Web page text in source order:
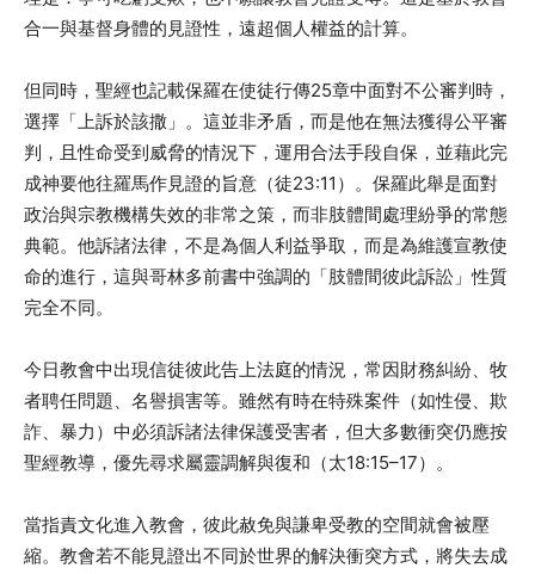
合一與基督身體的見證性，遠超個人權益的計算。
但同時，聖經也記載保羅在使徒行傳25章中面對不公審判時，
選擇「上訴於該撒」。這並非矛盾，而是他在無法獲得公平審
判，且性命受到威脅的情況下，運用合法手段自保，並藉此完
成神要他往羅馬作見證的旨意（徒23:11）。保羅此舉是面對
政治與宗教機構失效的非常之策，而非肢體間處理紛爭的常態
典範。他訴諸法律，不是為個人利益爭取，而是為維護宣教使
命的進行，這與哥林多前書中強調的「肢體間彼此訴訟」性質
完全不同。
今日教會中出現信徒彼此告上法庭的情況，常因財務糾紛、牧
者聘任問題、名譽損害等。雖然有時在特殊案件（如性侵、欺
詐、暴力）中必須訴諸法律保護受害者，但大多數衝突仍應按
聖經教導，優先尋求屬靈調解與復和（太18:15–17）。
當指責文化進入教會，彼此赦免與謙卑受教的空間就會被壓
縮。教會若不能見證出不同於世界的解決衝突方式，將失去成